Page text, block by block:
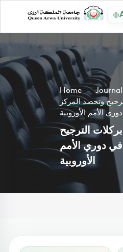
Home
Journal
وتحصد المركز
الأمم الأوروبية
الترجيح
دوري الأمم
الأوروبية